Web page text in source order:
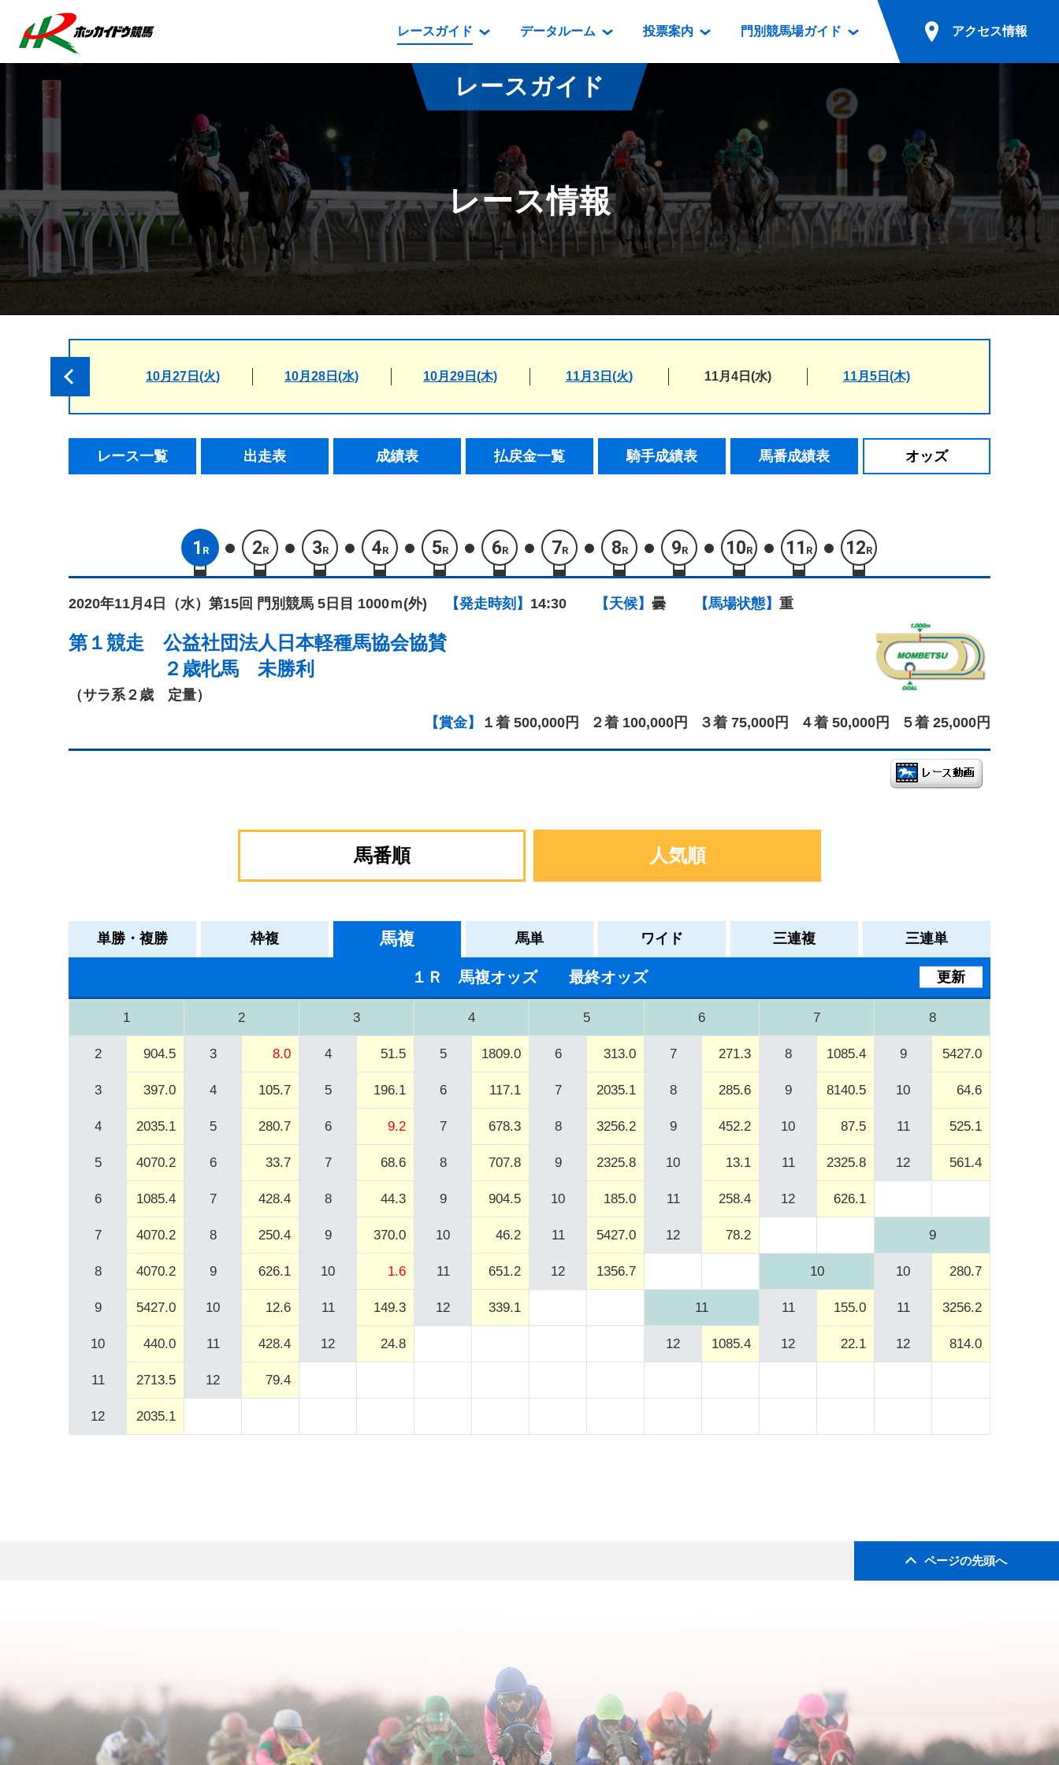
レースガイド
レース情報
払戻金一覧
騎手成績表
馬番成績表
オッズ
番組・級別表ダウンロード
開催カレンダー
重賞競走体系図
スタリオンシリーズ競走
道内の発売情報(PDF)
データルーム
データルーム
騎手・調教師紹介
坂路調教映像
遠征馬情報
番組編成要領
映像コンテンツ
重賞競走VTR
重賞競走参考VTR
レースダイジェスト
新馬ダイジェスト
投票案内
電話・インターネット投票
場外発売所
実況・テレホンサービス
発売・払戻
門別競馬場ガイド
門別競馬場情報
門別競馬場グルメ
とねっこジンギスカン
いずみ食堂
ルンビニフードカフェ
勝馬屋
アクセス情報
無料送迎バスでのご来場
公共の交通機関でのご来場
レースガイド
レース情報
10月27日(火) 10月28日(水) 10月29日(木) 11月3日(火) 11月4日(水) 11月5日(木)
レース一覧 出走表 成績表 払戻金一覧 騎手成績表 馬番成績表 オッズ
1 R 2R 3R 4R 5R 6R 7R 8R 9R 10R 11 R 12R
2020年11月4日（水） 第15回 門別競馬 5日目 1000ｍ(外) 【発走時刻】 14:30 【天候】 曇 【馬場状態】 重
第１競走 公益社団法人日本軽種馬協会協賛
２歳牝馬 未勝利
（サラ系２歳 定量）
【賞金】
１着 500,000円 ２着 100,000円 ３着 75,000円 ４着 50,000円 ５着 25,000円
馬番順 人気順
単勝・複勝 枠複 馬複 馬単 ワイド 三連複 三連単
１Ｒ 馬複オッズ 最終オッズ 更新
1 2 3 4 5 6 7 8
2 904.5 3 8.0 4 51.5 5 1809.0 6 313.0 7 271.3 8 1085.4 9 5427.0
3 397.0 4 105.7 5 196.1 6 117.1 7 2035.1 8 285.6 9 8140.5 10 64.6
4 2035.1 5 280.7 6 9.2 7 678.3 8 3256.2 9 452.2 10 87.5 11 525.1
5 4070.2 6 33.7 7 68.6 8 707.8 9 2325.8 10 13.1 11 2325.8 12 561.4
6 1085.4 7 428.4 8 44.3 9 904.5 10 185.0 11 258.4 12 626.1
7 4070.2 8 250.4 9 370.0 10 46.2 11 5427.0 12 78.2 9
8 4070.2 9 626.1 10 1.6 11 651.2 12 1356.7 10 10 280.7
9 5427.0 10 12.6 11 149.3 12 339.1 11 11 155.0 11 3256.2
10 440.0 11 428.4 12 24.8 12 1085.4 12 22.1 12 814.0
11 2713.5 12 79.4
12 2035.1
ページの先頭へ